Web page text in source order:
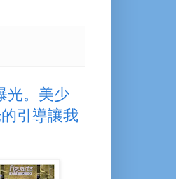
光。美少
引導讓我